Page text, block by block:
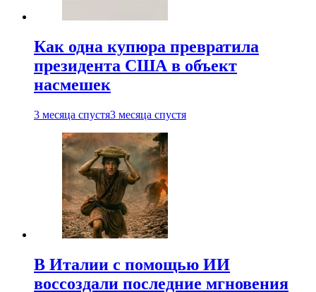
Как одна купюра превратила
президента США в объект
насмешек
3 месяца спустя3 месяца спустя
В Италии с помощью ИИ
воссоздали последние мгновения